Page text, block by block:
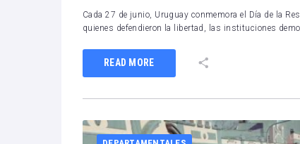
Cada 27 de junio, Uruguay conmemora el Día de la
quienes defendieron la libertad, las instituciones
READ MORE